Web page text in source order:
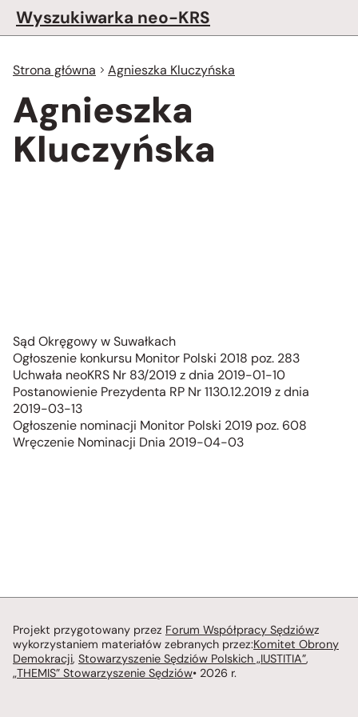
Wyszukiwarka neo-KRS
Strona główna Agnieszka Kluczyńska
Agnieszka
Kluczyńska
Sąd Okręgowy w Suwałkach
Ogłoszenie konkursu Monitor Polski 2018 poz. 283
Uchwała neoKRS Nr 83/2019 z dnia 2019-01-10
Postanowienie Prezydenta RP Nr 1130.12.2019 z dnia
2019-03-13
Ogłoszenie nominacji Monitor Polski 2019 poz. 608
Wręczenie Nominacji Dnia 2019-04-03
Projekt przygotowany przez Forum Współpracy Sędziówz
wykorzystaniem materiałów zebranych przez:Komitet Obrony
Demokracji, Stowarzyszenie Sędziów Polskich „IUSTITIA”,
„THEMIS” Stowarzyszenie Sędziów• 2026 r.